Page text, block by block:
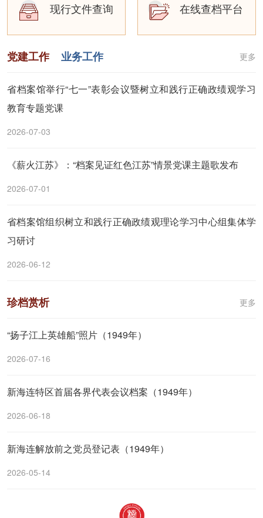
现行文件查询 在线查档平台
党建工作 业务工作 更多
省档案馆举行“七一”表彰会议暨树立和践行正确政绩观学习
教育专题党课
2026-07-03
《薪火江苏》：“档案见证红色江苏”情景党课主题歌发布
2026-07-01
省档案馆组织树立和践行正确政绩观理论学习中心组集体学
习研讨
2026-06-12
珍档赏析 更多
“扬子江上英雄船”照片（1949年）
2026-07-16
新海连特区首届各界代表会议档案（1949年）
2026-06-18
新海连解放前之党员登记表（1949年）
2026-05-14